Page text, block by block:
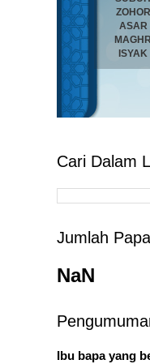
Cari Dalam
Jumlah
NaN
Ibu bapa yang